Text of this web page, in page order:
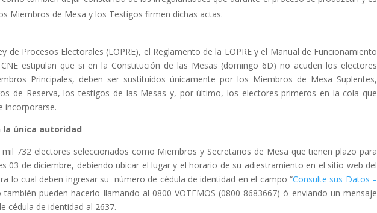
Miembros de Mesa y los Testigos firmen dichas actas.
de Procesos Electorales (LOPRE), el Reglamento de la LOPRE y el Manual de Funcionamiento
estipulan que si en la Constitución de las Mesas (domingo 6D) no acuden los electores
Principales, deben ser sustituidos únicamente por los Miembros de Mesa Suplentes,
de Reserva, los testigos de las Mesas y, por último, los electores primeros en la cola que
incorporarse.
la única autoridad
732 electores seleccionados como Miembros y Secretarios de Mesa que tienen plazo para
03 de diciembre, debiendo ubicar el lugar y el horario de su adiestramiento en el sitio web del
lo cual deben ingresar su número de cédula de identidad en el campo “Consulte sus Datos –
también pueden hacerlo llamando al 0800-VOTEMOS (0800-8683667) ó enviando un mensaje
cédula de identidad al 2637.